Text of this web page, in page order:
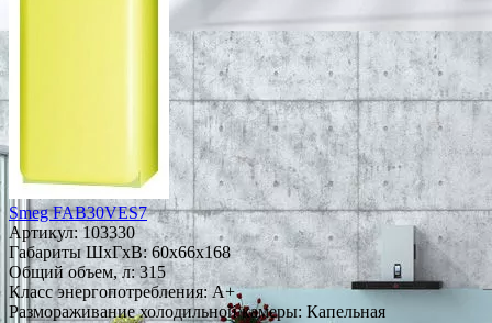
Smeg FAB30VES7
Артикул: 103330
Габариты ШxГxВ: 60x66x168
Общий объем, л: 315
Класс энергопотребления: A+
Размораживание холодильной камеры: Капельная